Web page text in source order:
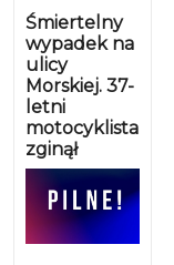
Śmiertelny
wypadek na
ulicy
Morskiej. 37-
letni
motocyklista
zginął